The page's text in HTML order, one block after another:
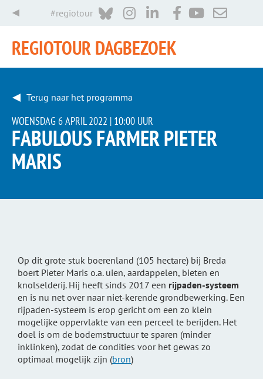
#regiotour
REGIOTOUR DAGBEZOEK
Terug naar het programma
WOENSDAG 6 APRIL 2022 | 10:00 UUR
FABULOUS FARMER PIETER
MARIS
Op dit grote stuk boerenland (105 hectare) bij Breda
boert Pieter Maris o.a. uien, aardappelen, bieten en
knolselderij. Hij heeft sinds 2017 een rijpaden-systeem
en is nu net over naar niet-kerende grondbewerking. Een
rijpaden-systeem is erop gericht om een zo klein
mogelijke oppervlakte van een perceel te berijden. Het
doel is om de bodemstructuur te sparen (minder
inklinken), zodat de condities voor het gewas zo
optimaal mogelijk zijn (bron)